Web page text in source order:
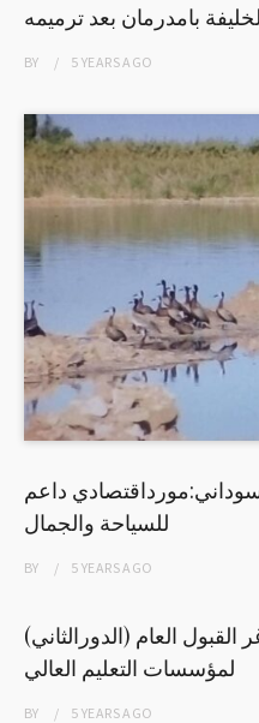
بامدرمان بعد ترميمه
BY 5 YEARSAGO
داعم
للسياحة والجمال
BY 5 YEARSAGO
القبول العام (الدورالثاني)
لمؤسسات التعليم العالي
BY 5 YEARSAGO